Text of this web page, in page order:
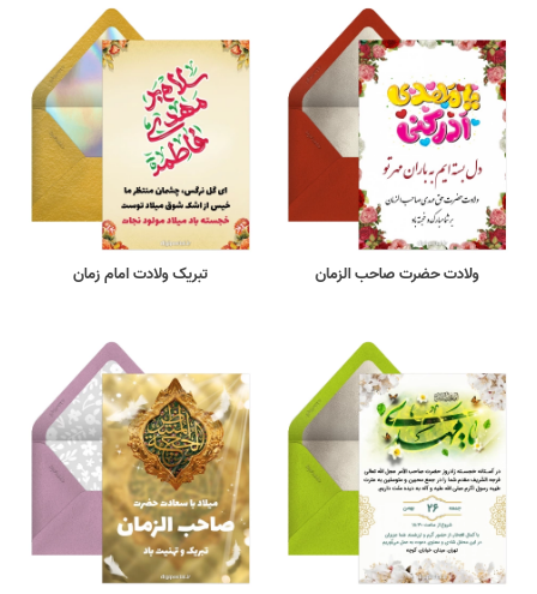
ولادت حضرت صاحب الزمان تبریک ولادت امام زمان